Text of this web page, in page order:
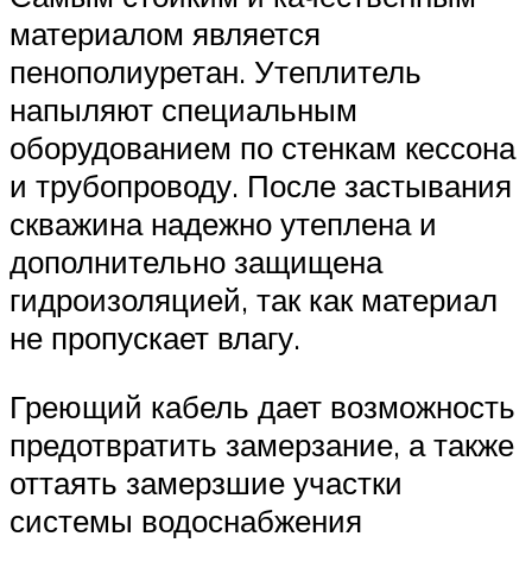
материалом является
пенополиуретан. Утеплитель
напыляют специальным
оборудованием по стенкам кессона
и трубопроводу. После застывания
скважина надежно утеплена и
дополнительно защищена
гидроизоляцией, так как материал
не пропускает влагу.
Греющий кабель дает возможность
предотвратить замерзание, а также
оттаять замерзшие участки
системы водоснабжения